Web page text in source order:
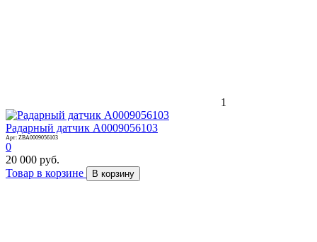
1
Радарный датчик A0009056103
Арт: ZBA0009056103
0
20 000 руб.
Товар в корзине
В корзину